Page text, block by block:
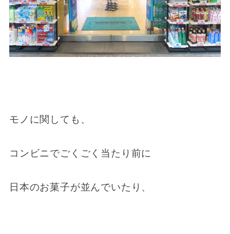
モノに関しても、
コンビニでごくごく当たり前に
日本のお菓子が並んでいたり、